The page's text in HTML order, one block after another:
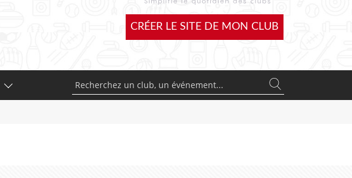
CRÉER LE SITE DE MON CLUB